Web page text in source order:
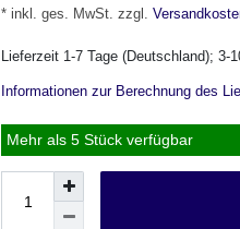
* inkl. ges. MwSt. zzgl.
Lieferzeit 1-7 Tage (Deutschland); 3-
Informationen zur Berechnung des
Mehr als 5 Stück verfügbar